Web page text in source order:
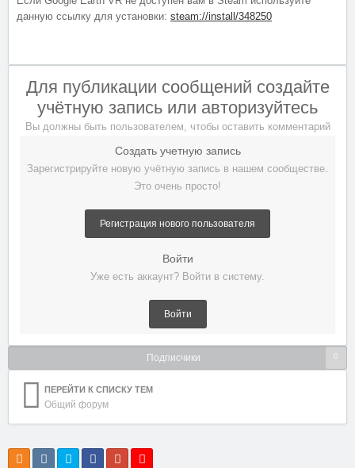
данную ссылку для установки: steam://install/348250
Для публикации сообщений создайте
учётную запись или авторизуйтесь
Вы должны быть пользователем, чтобы оставить комментарий
Создать учетную запись
Зарегистрируйте новую учётную запись в нашем сообществе.
Это очень просто!
Регистрация нового пользователя
Войти
Уже есть аккаунт? Войти в систему.
Войти
Подписчики 0
ПЕРЕЙТИ К СПИСКУ ТЕМ
Общий форум